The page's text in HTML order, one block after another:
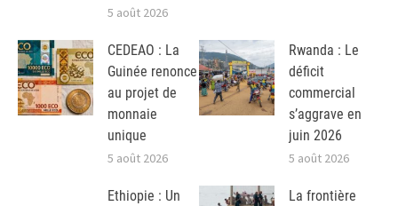
5 août 2026
CEDEAO : La
Guinée renonce
au projet de
monnaie
unique
5 août 2026
Rwanda : Le
déficit
commercial
s’aggrave en
juin 2026
5 août 2026
Ethiopie : Un
La frontière